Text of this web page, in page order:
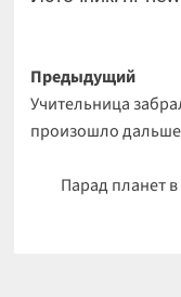
Навигация
записи
Предыдущий
Учительница
произошло
Парад планет